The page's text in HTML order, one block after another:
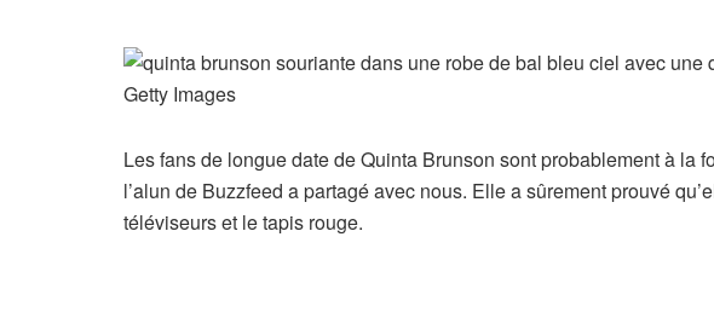
Getty Images
Les fans de longue date de Quinta Brunson sont probablement à la
l’alun de Buzzfeed a partagé avec nous. Elle a sûrement prouvé
téléviseurs et le tapis rouge.